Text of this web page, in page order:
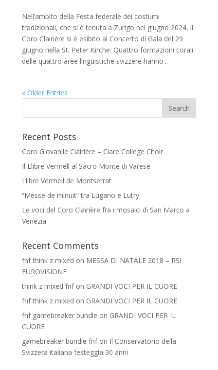
Nell’ambito della Festa federale dei costumi
tradizionali, che si è tenuta a Zurigo nel giugno 2024, il
Coro Clairière si è esibito al Concerto di Gala del 29
giugno nella St. Peter Kirche. Quattro formazioni corali
delle quattro aree linguistiche svizzere hanno...
« Older Entries
Recent Posts
Coro Giovanile Clairière – Clare College Choir
Il Llibre Vermell al Sacro Monte di Varese
Llibre Vermell de Montserrat
“Messe de minuit” tra Lugano e Lutry
Le voci del Coro Clairière fra i mosaici di San Marco a
Venezia
Recent Comments
fnf think z mixed on MESSA DI NATALE 2018 – RSI
EUROVISIONE
think z mixed fnfon GRANDI VOCI PER IL CUORE
fnf think z mixed on GRANDI VOCI PER IL CUORE
fnf gamebreaker bundle on GRANDI VOCI PER IL
CUORE
gamebreaker bundle fnfon Il Conservatorio della
Svizzera italiana festeggia 30 anni